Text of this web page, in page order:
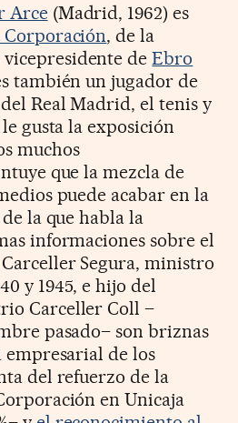
Arce(Madrid, 1962) es
Corporación, de la
deEbro
también un jugador de
Real Madrid, el tenis y
gusta la exposición
muchos
que la mezcla de
puede acabar en la
la que habla la
informaciones sobre el
Segura, ministro
y 1945, e hijo del
Carceller Coll –
pasado– son briznas
de los
del refuerzo de la
en Unicaja